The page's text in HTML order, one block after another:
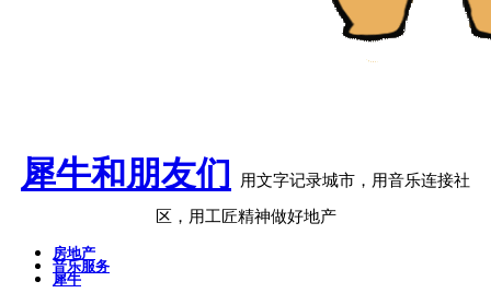
犀牛和朋友们 用文字记录城市，用音乐连接社
区，用工匠精神做好地产
房地产
音乐服务
犀牛